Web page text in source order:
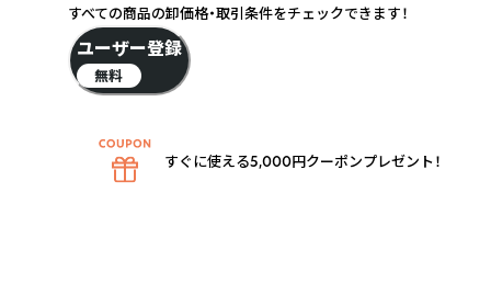
すべての商品の卸価格・取引条件をチェックできます！
ユーザー登録
無料
すぐに使える5,000円クーポンプレゼント！